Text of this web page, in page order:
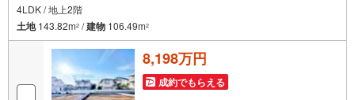
4LDK / 地上2階
土地143.82m2 /建物 106.49m2
8,198万円
成約でもらえる